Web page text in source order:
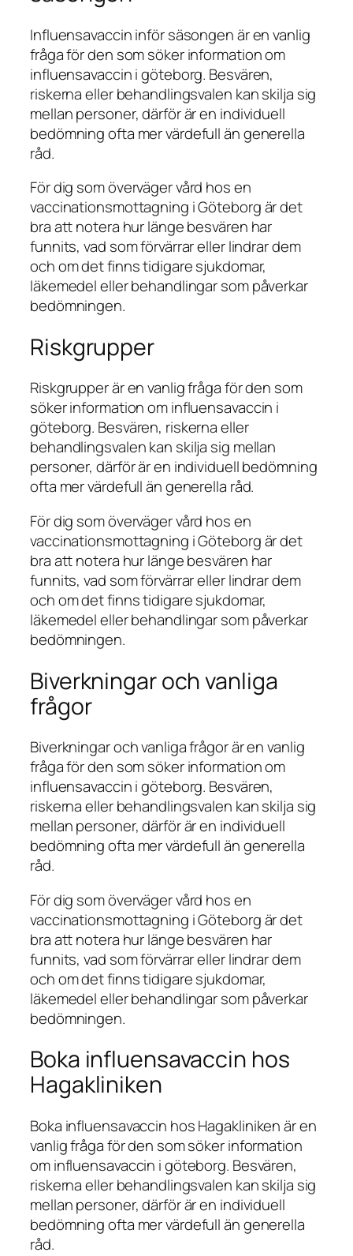
Influensavaccin inför säsongen är en vanlig
fråga för den som söker information om
influensavaccin i göteborg. Besvären,
riskerna eller behandlingsvalen kan skilja sig
mellan personer, därför är en individuell
bedömning ofta mer värdefull än generella
råd.
För dig som överväger vård hos en
vaccinationsmottagning i Göteborg är det
bra att notera hur länge besvären har
funnits, vad som förvärrar eller lindrar dem
och om det finns tidigare sjukdomar,
läkemedel eller behandlingar som påverkar
bedömningen.
Riskgrupper
Riskgrupper är en vanlig fråga för den som
söker information om influensavaccin i
göteborg. Besvären, riskerna eller
behandlingsvalen kan skilja sig mellan
personer, därför är en individuell bedömning
ofta mer värdefull än generella råd.
För dig som överväger vård hos en
vaccinationsmottagning i Göteborg är det
bra att notera hur länge besvären har
funnits, vad som förvärrar eller lindrar dem
och om det finns tidigare sjukdomar,
läkemedel eller behandlingar som påverkar
bedömningen.
Biverkningar och vanliga
frågor
Biverkningar och vanliga frågor är en vanlig
fråga för den som söker information om
influensavaccin i göteborg. Besvären,
riskerna eller behandlingsvalen kan skilja sig
mellan personer, därför är en individuell
bedömning ofta mer värdefull än generella
råd.
För dig som överväger vård hos en
vaccinationsmottagning i Göteborg är det
bra att notera hur länge besvären har
funnits, vad som förvärrar eller lindrar dem
och om det finns tidigare sjukdomar,
läkemedel eller behandlingar som påverkar
bedömningen.
Boka influensavaccin hos
Hagakliniken
Boka influensavaccin hos Hagakliniken är en
vanlig fråga för den som söker information
om influensavaccin i göteborg. Besvären,
riskerna eller behandlingsvalen kan skilja sig
mellan personer, därför är en individuell
bedömning ofta mer värdefull än generella
råd.